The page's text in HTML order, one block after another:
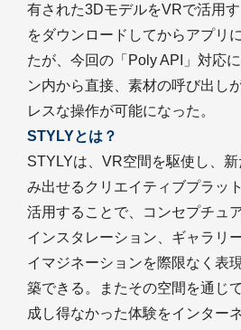
有された3DモデルをVRで活用
をダウンロードしてからアプリ
たが、今回の「Poly API」対応
ン内から直接、素材の呼び出し
レスな操作が可能になった。
STYLYとは？
STYLYは、VR空間を駆使し、
み出せるクリエイティブプラッ
活用することで、コンセプチュ
インスタレーション、ギャラリ
イマジネーションを際限なく表
築できる。またその空間を通じ
成し得なかった体験をインター